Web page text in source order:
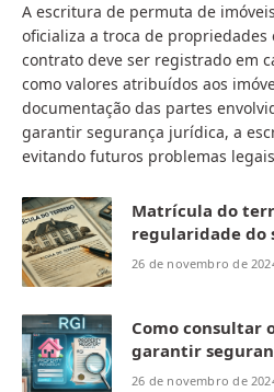
A escritura de permuta de
oficializa a troca de propriedades
contrato deve ser registrado em
como valores atribuídos aos
documentação das partes
garantir segurança jurídica, a
evitando futuros problemas
Matrícula do
regularidade do
26 de novembro de
Como consultar
garantir
26 de novembro de